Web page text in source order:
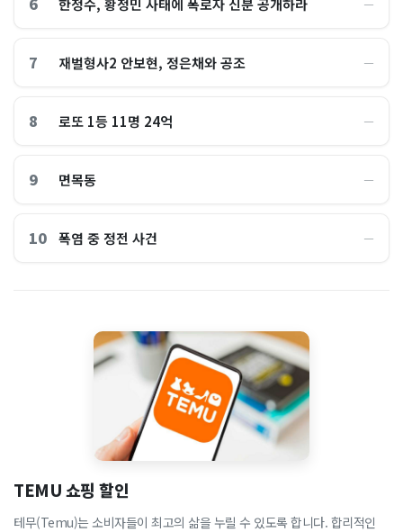
―
7 재벌형사2 안보현, 정은채와 공조 ―
8 로또 1등 11명 24억 ―
9 면목동 ―
10 폭염 중 정전 사건 ―
TEMU 쇼핑 할인
테무(Temu)는 소비자들이 최고의 삶을 누릴 수 있도록 합니다. 합리적인